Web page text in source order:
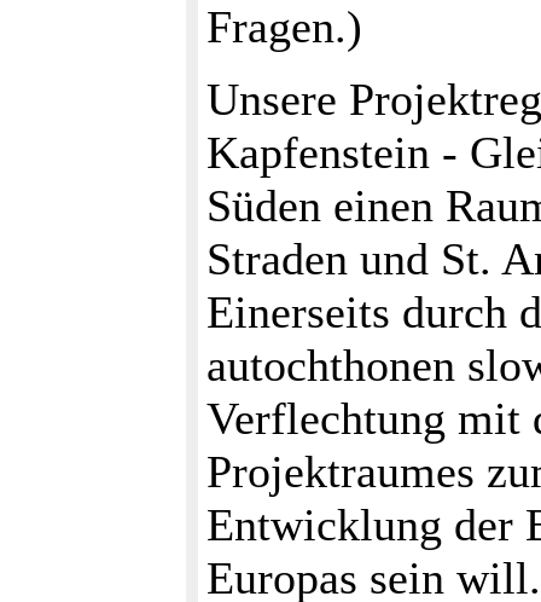
Fragen.)
Unsere
Kapfenstein -
Süden einen
Straden und St.
Einerseits durch
autochthonen
Verflechtung mit
Projektraumes
Entwicklung der
Europas sein will.